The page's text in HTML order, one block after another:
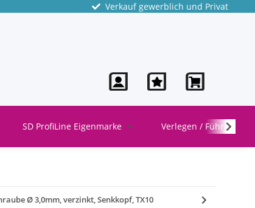
Verkauf gewerblich und Privat
SD ProfiLine Eigenmarke Verlegen / Führen
Ø 3,0mm, verzinkt, Senkkopf, TX10